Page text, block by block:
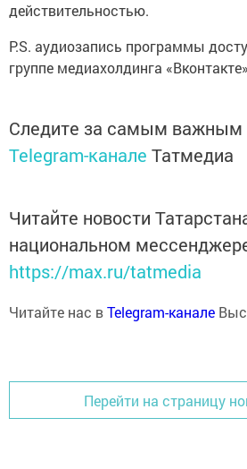
действительностью.
P.S. аудиозапись программы
группе медиахолдинга
Следите за самым важным
Telegram-канале Татмедиа
Читайте новости
национальном
https://max.ru/tatmedia
Читайте нас вTelegram-канале
Перейти на страницу